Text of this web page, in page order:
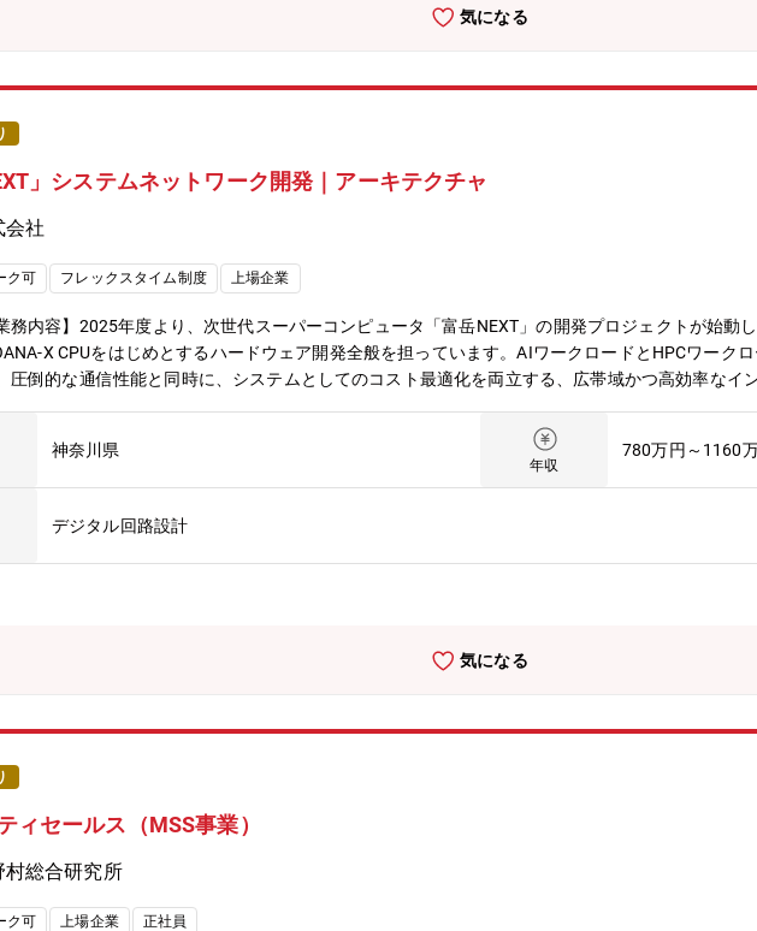
購買・セキュリティ等の関連領域、さらには最新のビジネストレンドやテクノロジー動向を掛け
配属・組織構成】ファシリティマネジメント統括部[組織人数]：統括部85名（内、幹部社員15名
ループにおけるグローバルレベルでのファシリティマネジメント戦略の企画／立案／展開につい
しながら、・より自律的で生産性の高いオフィス環境を整備し、社員エンゲージメント向上・ビ
進し、企業不動産の最適化・安心安全、コスト、セキュリティ施策等の総合バランスを鑑みた
・提案によるビジネスへの貢献で、財務・非財務の両面で経営に貢献する。【仕事の魅力・やり
もに幅広く、業務を通じてエンジニアとしてのスキルを高めることができる。・富士通グループ
営計画の実現に向け、事業ポートフォリオとそれに対応した人材ポートフォリオの大規模な変革
き姿を共に考え、形にしていきましょう。【働き方について】・全社で年間80％以上の在宅勤
子育て、介護、私用問わず私生活に合わせた働き方が実現可能。
気になる
」システムネットワーク開発｜アーキテクチャ
会社
ク可 フレックスタイム制度 上場企業
務内容】2025年度より、次世代スーパーコンピュータ「富岳NEXT」の開発プロジェクトが始動
X CPUをはじめとするハードウェア開発全般を担っています。AIワークロードとHPCワーク
圧倒的な通信性能と同時に、システムとしてのコスト最適化を両立する、広帯域かつ高効率なイ
テクチャ設計から実装開発までを担います。システム性能を左右する技術として、ネットワーク
く役割です。最先端のCPU/GPUと密接に連携する大規模分散システムにおいて、性能・電力・コ
ニアリングに挑戦できるポジションです。【個人に期待する役割やミッション】「富岳NEXT」
レイテンシ・電力・コストを踏まえたアーキテクチャ検討、トポロジ設計、構成方針の具体化を
ことがミッションです。機器選定、実装方式、評価方針に加え、光回路スイッチや独自ルーティ
検討に関わり、社内外の技術者と連携しながら実機実現に向けた開発を進めます。【仕事の魅力
ことで、日本発の最先端テクノロジーに深く関わり、科学技術や産業の発展に直接的なインパク
最先端のハード・ソフト技術に触れながら、世界最高性能を目指します。コンピューティング分
レックスタイム制、子育て、介護、私用問わず私生活に合わせた働き方が実現可能。 ・サテライ
レスコードの自由化や、活き活きと働くための社内カルチャーの変革にも積極的に取り組み中。
、グループ全体でポスティング制度やFA制度が利用可能。 ・各部組織エンゲージメントを高める
神奈川県
年収
780万円～1160
デジタル回路設計
気になる
ィセールス（MSS事業）
総合研究所
ク可 上場企業 正社員